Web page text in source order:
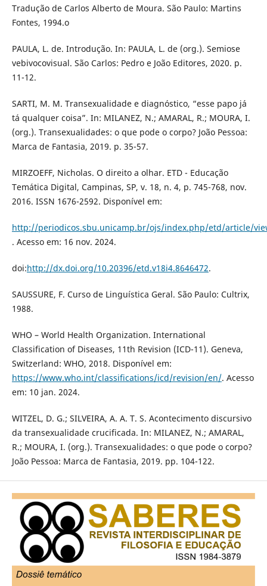
Tradução de Carlos Alberto de Moura. São Paulo: Martins
Fontes, 1994.o
PAULA, L. de. Introdução. In: PAULA, L. de (org.). Semiose
vebivocovisual. São Carlos: Pedro e João Editores, 2020. p.
11-12.
SARTI, M. M. Transexualidade e diagnóstico, “esse papo já
tá qualquer coisa”. In: MILANEZ, N.; AMARAL, R.; MOURA, I.
(org.). Transexualidades: o que pode o corpo? João Pessoa:
Marca de Fantasia, 2019. p. 35-57.
MIRZOEFF, Nicholas. O direito a olhar. ETD - Educação
Temática Digital, Campinas, SP, v. 18, n. 4, p. 745-768, nov.
2016. ISSN 1676-2592. Disponível em:
http://periodicos.sbu.unicamp.br/ojs/index.php/etd/article/
. Acesso em: 16 nov. 2024.
doi:http://dx.doi.org/10.20396/etd.v18i4.8646472.
SAUSSURE, F. Curso de Linguística Geral. São Paulo: Cultrix,
1988.
WHO – World Health Organization. International
Classification of Diseases, 11th Revision (ICD-11). Geneva,
Switzerland: WHO, 2018. Disponível em:
https://www.who.int/classifications/icd/revision/en/. Acesso
em: 10 jan. 2024.
WITZEL, D. G.; SILVEIRA, A. A. T. S. Acontecimento discursivo
da transexualidade crucificada. In: MILANEZ, N.; AMARAL,
R.; MOURA, I. (org.). Transexualidades: o que pode o corpo?
João Pessoa: Marca de Fantasia, 2019. pp. 104-122.